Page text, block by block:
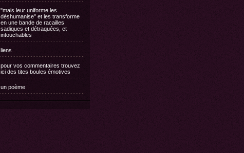
"mais leur uniforme les
déshumanise" et les transforme
en une bande de racailles
sadiques et détraquées, et
intouchables
liens
pour vos commentaires trouvez
ici des tites boules émotives
un poème